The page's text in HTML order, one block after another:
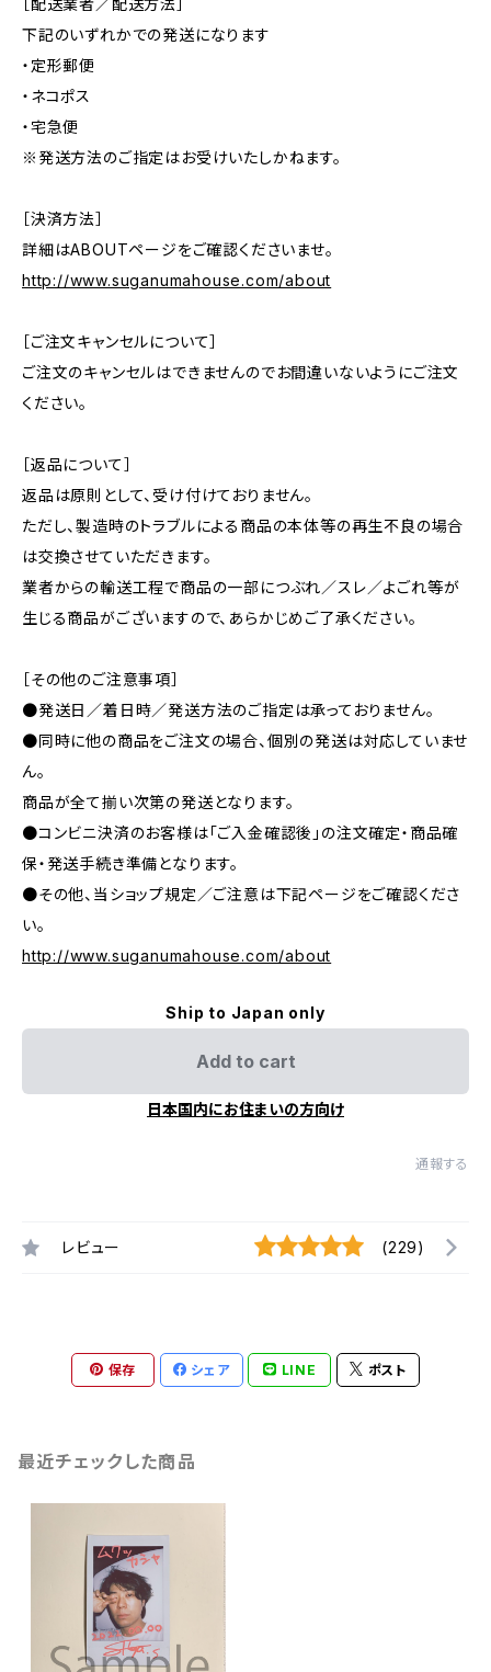
［配送業者／配送方法］
下記のいずれかでの発送になります
・定形郵便
・ネコポス
・宅急便
※発送方法のご指定はお受けいたしかねます。
［決済方法］
詳細はABOUTページをご確認くださいませ。
http://www.suganumahouse.com/about
［ご注文キャンセルについて］
ご注文のキャンセルはできませんのでお間違いないようにご注文
ください。
［返品について］
返品は原則として、受け付けておりません。
ただし、製造時のトラブルによる商品の本体等の再生不良の場合
は交換させていただきます。
業者からの輸送工程で商品の一部につぶれ／スレ／よごれ等が
生じる商品がございますので、あらかじめご了承ください。
［その他のご注意事項］
●発送日／着日時／発送方法のご指定は承っておりません。
●同時に他の商品をご注文の場合、個別の発送は対応していませ
ん。
商品が全て揃い次第の発送となります。
●コンビニ決済のお客様は「ご入金確認後」の注文確定・商品確
保・発送手続き準備となります。
●その他、当ショップ規定／ご注意は下記ページをご確認くださ
い。
http://www.suganumahouse.com/about
Ship to Japan only
Add to cart
日本国内にお住まいの方向け
通報する
レビュー (229)
保存 シェア LINE ポスト
最近チェックした商品